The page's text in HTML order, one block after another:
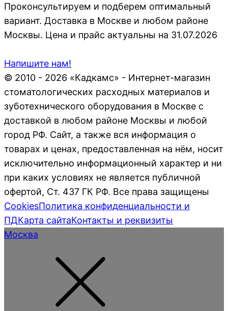
Проконсультируем и подберем оптимальный
вариант. Доставка в Москве и любом районе
Москвы. Цена и прайс актуальны на 31.07.2026
Напишите нам!
© 2010 - 2026 «Кадкамс» - Интернет-магазин
стоматологических расходных материалов и
зуботехнического оборудования в Москве с
доставкой в любом районе Москвы и любой
город РФ. Сайт, а также вся информация о
товарах и ценах, предоставленная на нём, носит
исключительно информационный характер и ни
при каких условиях не является публичной
офертой, Ст. 437 ГК РФ. Все права защищены
CookiesПолитика конфиденциальности и
ПДКарта сайтаКонтакты и реквизиты
Москва